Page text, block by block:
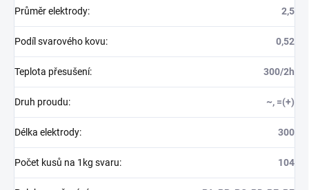
Průměr elektrody: 2,5
Podíl svarového kovu: 0,52
Teplota přesušení: 300/2h
Druh proudu: ~, =(+)
Délka elektrody: 300
Počet kusů na 1kg svaru: 104